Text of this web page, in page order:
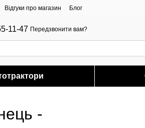
Відгуки про магазин Блог
11-47 Передзвонити вам?
-